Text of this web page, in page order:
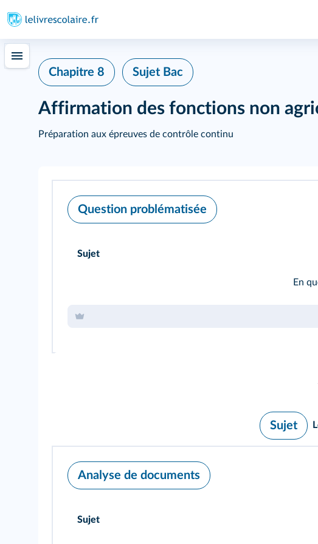
Chapitre 8 Sujet Bac
Affirmation des fonctions non
Préparation aux épreuves de contrôle continu
Question problématisée
Sujet
En
Sujet
Analyse de documents
Sujet